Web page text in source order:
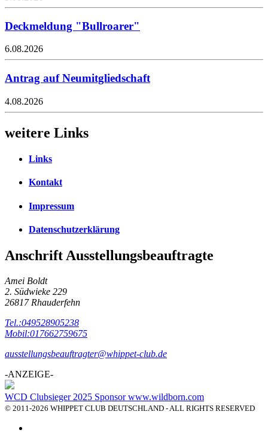
Deckmeldung "Bullroarer"
6.08.2026
Antrag auf Neumitgliedschaft
4.08.2026
weitere Links
Links
Kontakt
Impressum
Datenschutzerklärung
Anschrift Ausstellungsbeauftragte
Amei Boldt
2. Südwieke 229
26817 Rhauderfehn
Tel.:049528905238
Mobil:017662759675
ausstellungsbeauftragter@whippet-club.de
-ANZEIGE-
WCD Clubsieger 2025 Sponsor www.wildborn.com
© 2011-2026 WHIPPET CLUB DEUTSCHLAND - ALL RIGHTS RESERVED